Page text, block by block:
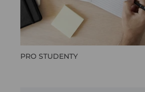
PRO STUDENTY